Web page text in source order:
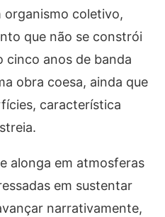
organismo coletivo,
que não se constrói
cinco anos de banda
obra coesa, ainda que
característica
alonga em atmosferas
em sustentar
narrativamente,